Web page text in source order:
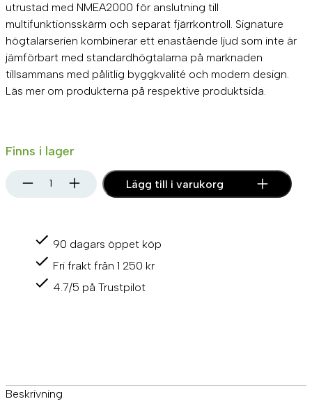
utrustad med NMEA2000 för anslutning till
multifunktionsskärm och separat fjärrkontroll. Signature
högtalarserien kombinerar ett enastående ljud som inte är
jämförbart med standardhögtalarna på marknaden
tillsammans med pålitlig byggkvalité och modern design.
Läs mer om produkterna på respektive produktsida.
Finns i lager
F
A
Lägg till i varukorg
90 dagars öppet köp
Fri frakt från 1 250 kr
4.7/5 på Trustpilot
Beskrivning